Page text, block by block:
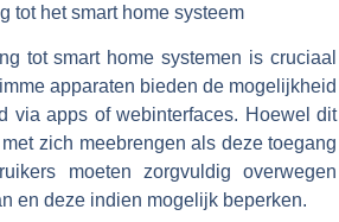
tot het smart home systeem
tot smart home systemen is cruciaal
apparaten bieden de mogelijkheid
via apps of webinterfaces. Hoewel dit
zich meebrengen als deze toegang
moeten zorgvuldig overwegen
en deze indien mogelijk beperken.